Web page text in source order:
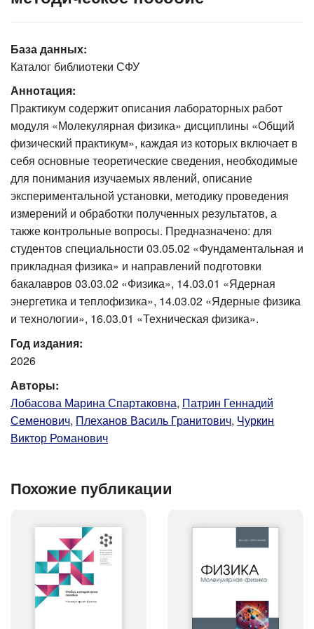
База данных:
Каталог библиотеки СФУ
Аннотация:
Практикум содержит описания лабораторных работ
модуля «Молекулярная физика» дисциплины «Общий
физический практикум», каждая из которых включает в
себя основные теоретические сведения, необходимые
для понимания изучаемых явлений, описание
экспериментальной установки, методику проведения
измерений и обработки полученных результатов, а
также контрольные вопросы. Предназначено: для
студентов специальности 03.05.02 «Фундаментальная и
прикладная физика» и направлений подготовки
бакалавров 03.03.02 «Физика», 14.03.01 «Ядерная
энергетика и теплофизика», 14.03.02 «Ядерные физика
и технологии», 16.03.01 «Техническая физика».
Год издания:
2026
Авторы:
Лобасова Марина Спартаковна, Патрин Геннадий
Семенович, Плеханов Василь Гранитович, Чуркин
Виктор Романович
Похожие публикации